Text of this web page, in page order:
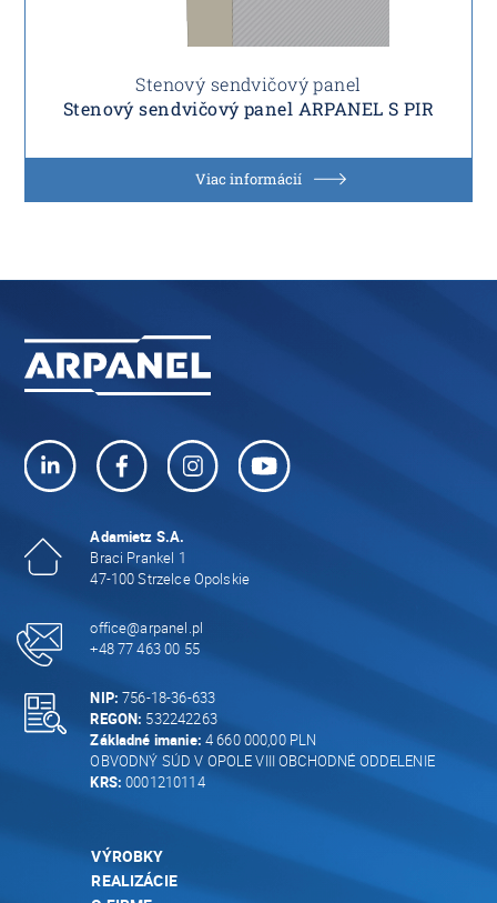
Stenový sendvičový panel
Stenový sendvičový panel ARPANEL S PIR
Viac informácií
Adamietz S.A.
Braci Prankel 1
47-100 Strzelce Opolskie
office@arpanel.pl
+48 77 463 00 55
NIP: 756-18-36-633
REGON: 532242263
Základné imanie: 4 660 000,00 PLN
OBVODNÝ SÚD V OPOLE VIII OBCHODNÉ ODDELENIE
KRS: 0001210114
VÝROBKY
REALIZÁCIE